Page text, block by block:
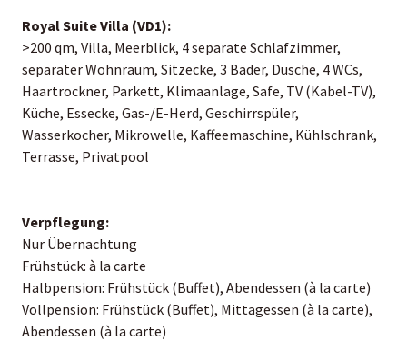
Royal Suite Villa (VD1):
>200 qm, Villa, Meerblick, 4 separate Schlafzimmer,
separater Wohnraum, Sitzecke, 3 Bäder, Dusche, 4 WCs,
Haartrockner, Parkett, Klimaanlage, Safe, TV (Kabel-TV),
Küche, Essecke, Gas-/E-Herd, Geschirrspüler,
Wasserkocher, Mikrowelle, Kaffeemaschine, Kühlschrank,
Terrasse, Privatpool
Verpflegung:
Nur Übernachtung
Frühstück: à la carte
Halbpension: Frühstück (Buffet), Abendessen (à la carte)
Vollpension: Frühstück (Buffet), Mittagessen (à la carte),
Abendessen (à la carte)